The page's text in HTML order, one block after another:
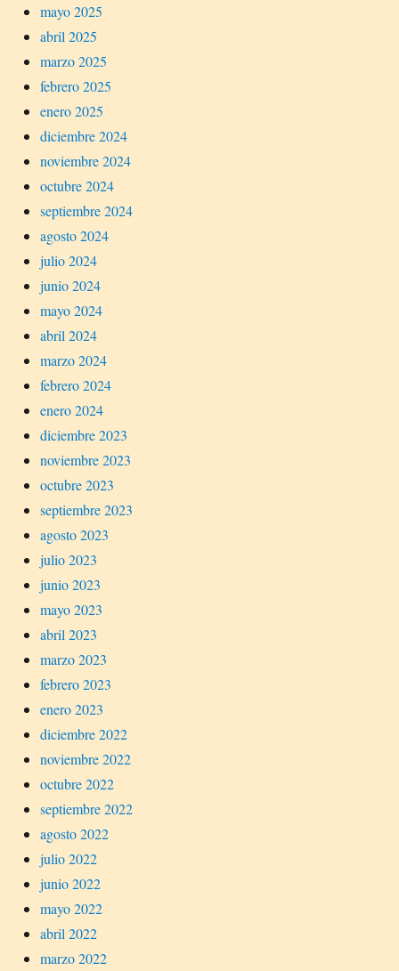
mayo 2025
abril 2025
marzo 2025
febrero 2025
enero 2025
diciembre 2024
noviembre 2024
octubre 2024
septiembre 2024
agosto 2024
julio 2024
junio 2024
mayo 2024
abril 2024
marzo 2024
febrero 2024
enero 2024
diciembre 2023
noviembre 2023
octubre 2023
septiembre 2023
agosto 2023
julio 2023
junio 2023
mayo 2023
abril 2023
marzo 2023
febrero 2023
enero 2023
diciembre 2022
noviembre 2022
octubre 2022
septiembre 2022
agosto 2022
julio 2022
junio 2022
mayo 2022
abril 2022
marzo 2022